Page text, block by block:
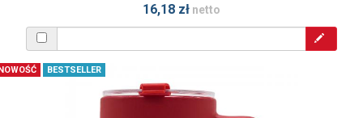
16,18 zł netto
BESTSELLER